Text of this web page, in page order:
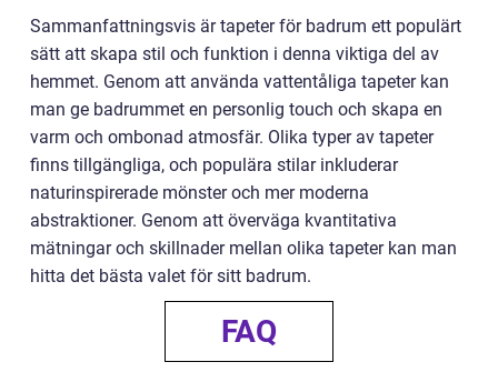
Sammanfattningsvis är tapeter för badrum ett populärt
sätt att skapa stil och funktion i denna viktiga del av
hemmet. Genom att använda vattentåliga tapeter kan
man ge badrummet en personlig touch och skapa en
varm och ombonad atmosfär. Olika typer av tapeter
finns tillgängliga, och populära stilar inkluderar
naturinspirerade mönster och mer moderna
abstraktioner. Genom att överväga kvantitativa
mätningar och skillnader mellan olika tapeter kan man
hitta det bästa valet för sitt badrum.
FAQ